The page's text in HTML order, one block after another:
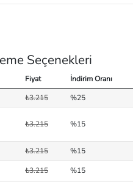
Seçenekleri
Fiyat İndirim Oranı
₺3.215 %25
₺3.215 %15
₺3.215 %15
₺3.215 %15